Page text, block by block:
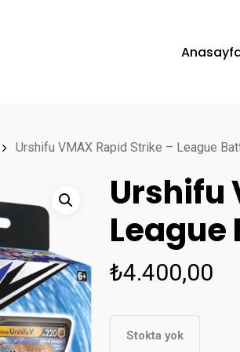
Urshifu VMAX Rapid Strike – League
Urshifu
League
₺4.400,00
Stokta yok